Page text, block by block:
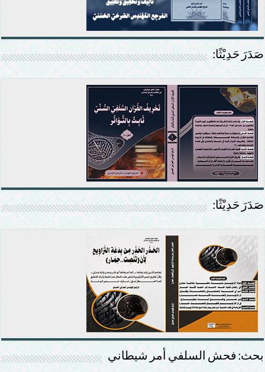
صَدَرَ حَدِيْثًا:
صَدَرَ حَدِيْثًا:
بحث: فحش السلفي أمر شيطاني